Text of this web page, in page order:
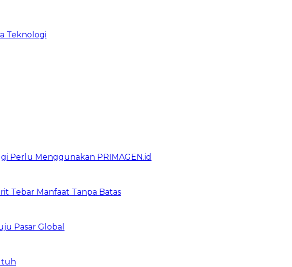
Teknologi
Perlu Menggunakan PRIMAGEN.id
Tebar Manfaat Tanpa Batas
Pasar Global